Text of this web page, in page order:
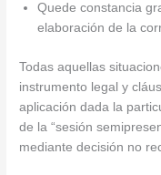
Quede constancia
elaboración de la
Todas aquellas
instrumento legal y
aplicación dada la
de la “sesión
mediante decisión no